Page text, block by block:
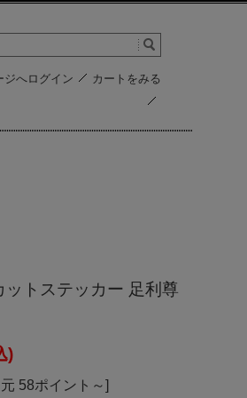
ジへログイン カートをみる
トステッカー 足利尊
)
58ポイント～]